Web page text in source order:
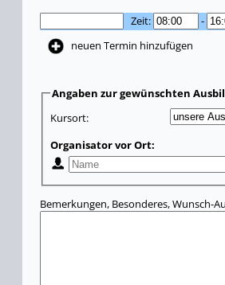
Zeit:
-
neuen Termin hinzufügen
Angaben zur gewünschten
Kursort:
Organisator vor Ort:
Bemerkungen, Besonderes, Wunsch-